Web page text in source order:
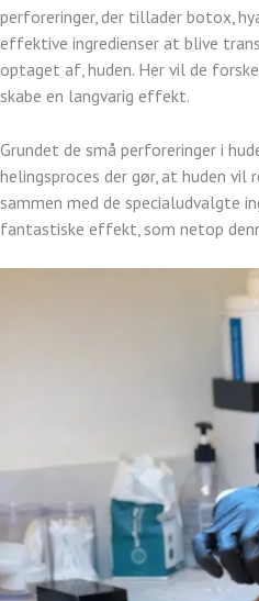
perforeringer, der tillader botox,
effektive ingredienser at blive
optaget af, huden. Her vil de
skabe en langvarig effekt.
Grundet de små perforeringer i
helingsproces der gør, at huden vil
sammen med de specialudvalgte
fantastiske effekt, som netop